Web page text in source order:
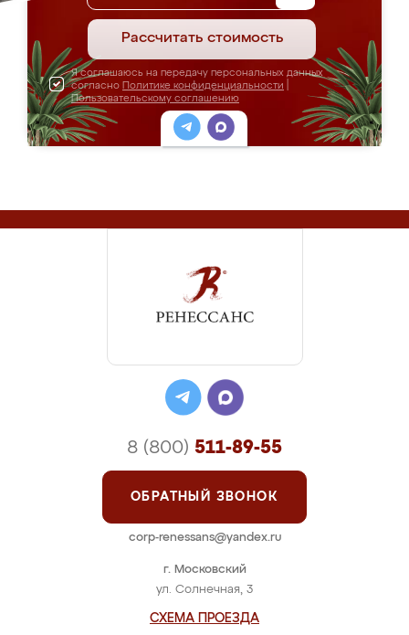
Рассчитать стоимость
Я соглашаюсь на передачу персональных данных
согласно Политике конфиденциальности
Пользовательскому соглашению
г. Московский
ул. Солнечная, 3
СХЕМА ПРОЕЗДА
8 (800) 511-89-55
ОБРАТНЫЙ ЗВОНОК
corp-renessans@yandex.ru